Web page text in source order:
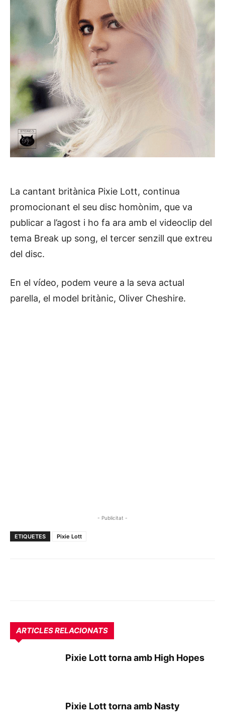
La cantant britànica Pixie Lott, continua
promocionant el seu disc homònim, que va
publicar a l’agost i ho fa ara amb el videoclip del
tema Break up song, el tercer senzill que extreu
del disc.
En el vídeo, podem veure a la seva actual
parella, el model britànic, Oliver Cheshire.
- Publicitat -
ETIQUETES Pixie Lott
ARTICLES RELACIONATS
Pixie Lott torna amb High Hopes
Pixie Lott torna amb Nasty